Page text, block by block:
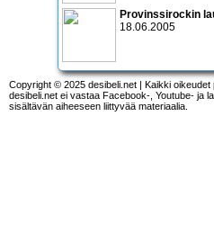
Provinssirockin
18.06.2005
Copyright © 2025 desibeli.net | Kaikki oikeudet
desibeli.net ei vastaa Facebook-, Youtube- ja
sisältävän aiheeseen liittyvää materiaalia.